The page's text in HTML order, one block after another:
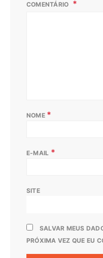
COMENTÁRIO
NOME *
E-MAIL *
SITE
SALVAR MEUS
PRÓXIMA VEZ QUE EU